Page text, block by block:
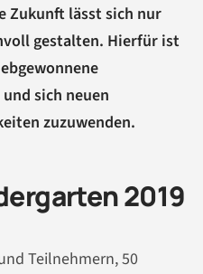
Zukunft lässt sich nur
gestalten. Hierfür ist
sich neuen
zuzuwenden.
2019
Teilnehmern, 50